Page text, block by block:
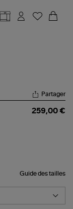
Partager
259,00 €
Guide des tailles